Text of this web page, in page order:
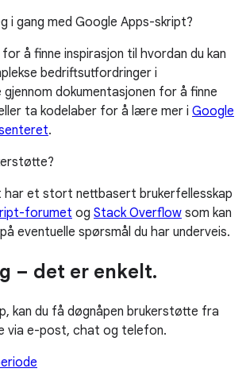
i gang med Google Apps-skript?
å finne inspirasjon til hvordan du kan
bedriftsutfordringer i
gjennom dokumentasjonen for å finne
ta kodelaber for å lære mer i Google
.
har et stort nettbasert brukerfellesskap
forumet og Stack Overflow som kan
eventuelle spørsmål du har underveis.
– det er enkelt.
kan du få døgnåpen brukerstøtte fra
via e-post, chat og telefon.